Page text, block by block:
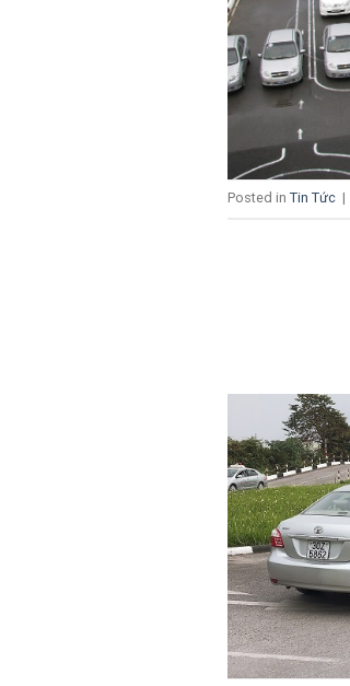
Posted in Tin Tức |